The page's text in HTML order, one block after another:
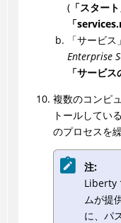
(「スタート
「
「サービ
Enterprise
「サービス
複数のコンピ
トールしてい
のプロセスを
注:
Liberty
ムが提
に、パ